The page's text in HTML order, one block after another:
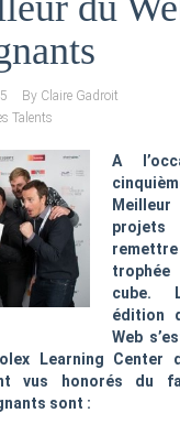
By Claire Gadroit
Talents
A
cube.
édition
Web
Learning Center
vus honorés du
sont :